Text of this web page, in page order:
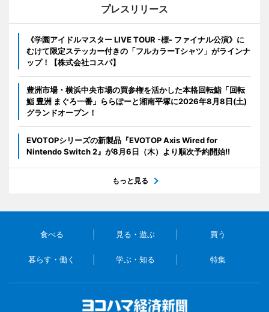
プレスリリース
《学園アイドルマスター LIVE TOUR -標- ファイナル公演》に
むけて限定ステッカー付きの「フルカラーTシャツ」がラインナ
ップ！【株式会社コスパ】
豊洲市場・横浜中央市場の買参権を活かした本格回転鮨「回転
鮨 豊洲 まぐろ一番」ららぽーと湘南平塚に2026年8月8日(土)
グランドオープン！
EVOTOPシリーズの新製品『EVOTOP Axis Wired for
Nintendo Switch 2』が8月6日（木）より順次予約開始!!
もっと見る
食べる 見る・遊ぶ 買う
暮らす・働く 学ぶ・知る 特集